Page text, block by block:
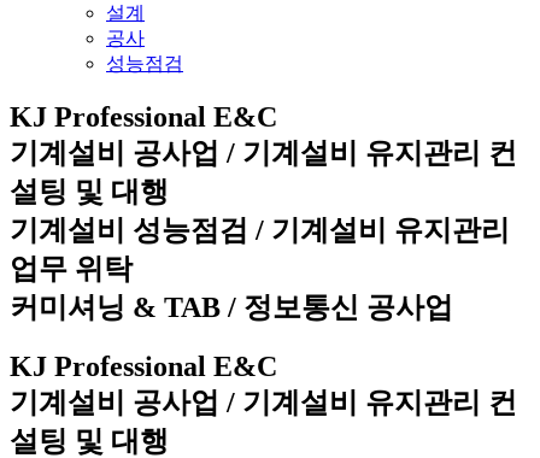
설계
공사
성능점검
KJ Professional E&C
기계설비 공사업 / 기계설비 유지관리 컨
설팅 및 대행
기계설비 성능점검 / 기계설비 유지관리
업무 위탁
커미셔닝 & TAB / 정보통신 공사업
KJ Professional E&C
기계설비 공사업 / 기계설비 유지관리 컨
설팅 및 대행